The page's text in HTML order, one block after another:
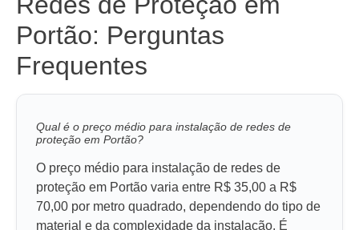
Portão: Perguntas
Frequentes
Qual é o preço médio para instalação de redes de
proteção em Portão?
O preço médio para instalação de redes de
proteção em Portão varia entre R$ 35,00 a R$
70,00 por metro quadrado, dependendo do tipo de
material e da complexidade da instalação. É